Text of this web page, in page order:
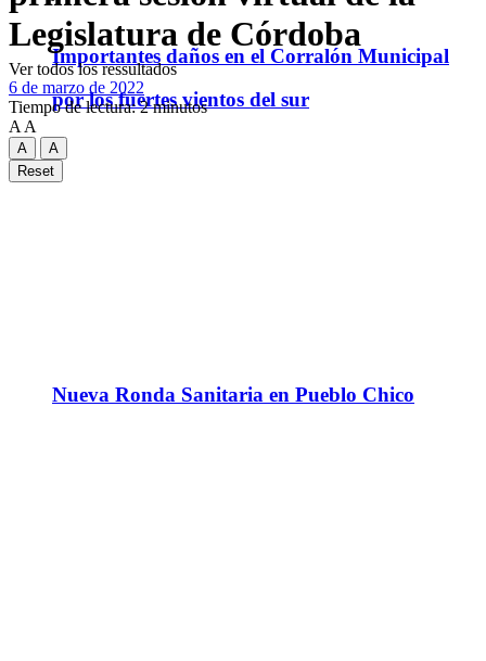
Importantes daños en el Corralón Municipal
por los fuertes vientos del sur
Nueva Ronda Sanitaria en Pueblo Chico
Ver todos los ressultados
Legislatura de Córdoba
6 de marzo de 2022
Tiempo de lectura: 2 minutos
A A
A
A
Reset